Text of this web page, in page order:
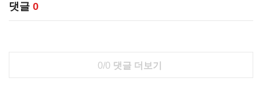
댓글 0
0/0 댓글 더보기